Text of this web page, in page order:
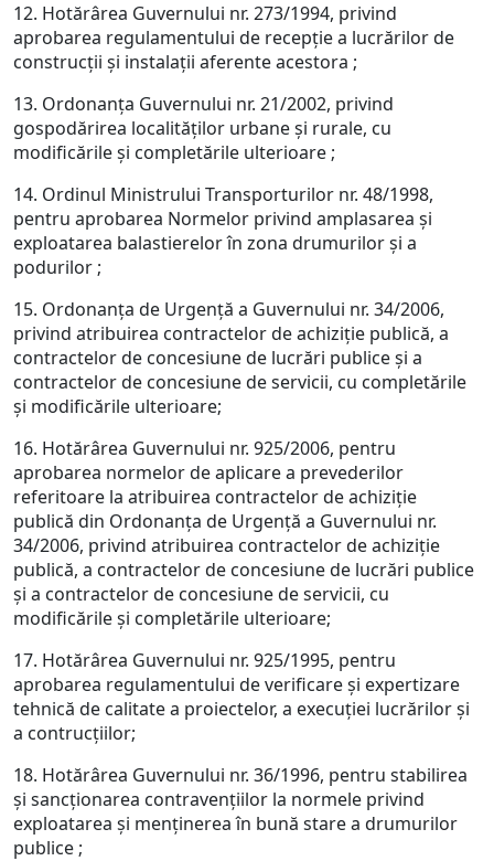
12. Hotărârea Guvernului nr. 273/1994, privind
aprobarea regulamentului de recepţie a lucrărilor de
construcţii şi instalaţii aferente acestora ;
13. Ordonanţa Guvernului nr. 21/2002, privind
gospodărirea localităţilor urbane şi rurale, cu
modificările şi completările ulterioare ;
14. Ordinul Ministrului Transporturilor nr. 48/1998,
pentru aprobarea Normelor privind amplasarea şi
exploatarea balastierelor în zona drumurilor şi a
podurilor ;
15. Ordonanţa de Urgenţă a Guvernului nr. 34/2006,
privind atribuirea contractelor de achiziţie publică, a
contractelor de concesiune de lucrări publice şi a
contractelor de concesiune de servicii, cu completările
şi modificările ulterioare;
16. Hotărârea Guvernului nr. 925/2006, pentru
aprobarea normelor de aplicare a prevederilor
referitoare la atribuirea contractelor de achiziţie
publică din Ordonanţa de Urgenţă a Guvernului nr.
34/2006, privind atribuirea contractelor de achiziţie
publică, a contractelor de concesiune de lucrări publice
şi a contractelor de concesiune de servicii, cu
modificările şi completările ulterioare;
17. Hotărârea Guvernului nr. 925/1995, pentru
aprobarea regulamentului de verificare şi expertizare
tehnică de calitate a proiectelor, a execuţiei lucrărilor şi
a contrucţiilor;
18. Hotărârea Guvernului nr. 36/1996, pentru stabilirea
şi sancţionarea contravenţiilor la normele privind
exploatarea şi menţinerea în bună stare a drumurilor
publice ;